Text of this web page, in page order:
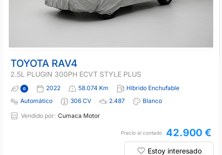
TOYOTA RAV4
2.5L PLUGIN 300PH ECVT STYLE PLUS
2022 58.074 Km
Híbrido Enchufable
Automático
306 CV 2.487
Blanco
Vendido por: Cumaca Motor
Precio al contado 42.900 €
Estoy interesado